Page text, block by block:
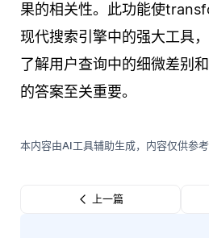
果的相关性。此功能使
现代搜索引擎中的强大工具
了解用户查询中的细微差别
的答案至关重要。
本内容由AI工具辅助生成，内容仅供参
上一篇